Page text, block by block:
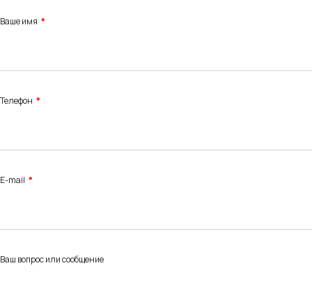
Ваше имя
Телефон
E-mail
Ваш вопрос или сообщение